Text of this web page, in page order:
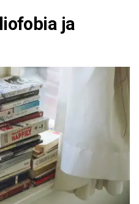
ja